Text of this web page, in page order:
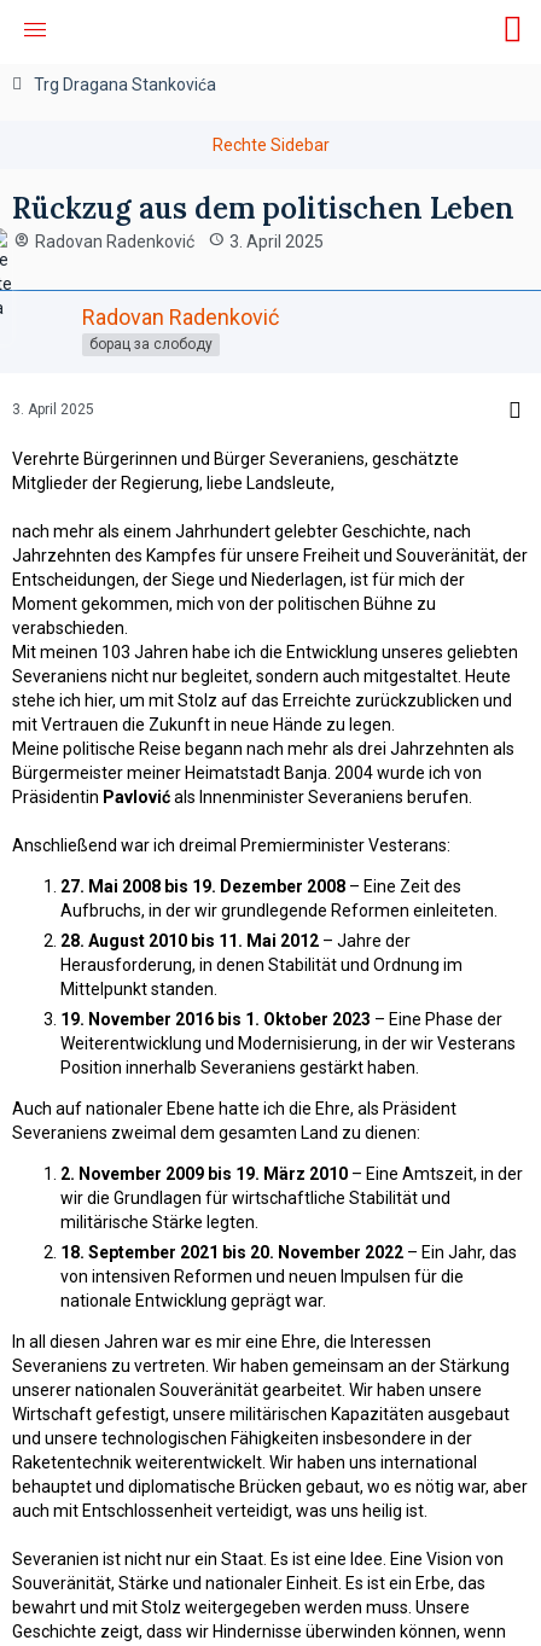
Trg Dragana Stankovića
Rückzug aus dem politischen Leben
Radovan Radenković 3. April 2025
Radovan Radenković
борац за слободу
3. April 2025
Verehrte Bürgerinnen und Bürger Severaniens, geschätzte
Mitglieder der Regierung, liebe Landsleute,
nach mehr als einem Jahrhundert gelebter Geschichte, nach
Jahrzehnten des Kampfes für unsere Freiheit und Souveränität, der
Entscheidungen, der Siege und Niederlagen, ist für mich der
Moment gekommen, mich von der politischen Bühne zu
verabschieden.
Mit meinen 103 Jahren habe ich die Entwicklung unseres geliebten
Severaniens nicht nur begleitet, sondern auch mitgestaltet. Heute
stehe ich hier, um mit Stolz auf das Erreichte zurückzublicken und
mit Vertrauen die Zukunft in neue Hände zu legen.
Meine politische Reise begann nach mehr als drei Jahrzehnten als
Bürgermeister meiner Heimatstadt Banja. 2004 wurde ich von
Präsidentin Pavlovićals Innenminister Severaniens berufen.
Anschließend war ich dreimal Premierminister Vesterans:
27. Mai 2008 bis 19. Dezember 2008 – Eine Zeit des
Aufbruchs, in der wir grundlegende Reformen einleiteten.
28. August 2010 bis 11. Mai 2012 – Jahre der
Herausforderung, in denen Stabilität und Ordnung im
Mittelpunkt standen.
19. November 2016 bis 1. Oktober 2023 – Eine Phase der
Weiterentwicklung und Modernisierung, in der wir Vesterans
Position innerhalb Severaniens gestärkt haben.
Auch auf nationaler Ebene hatte ich die Ehre, als Präsident
Severaniens zweimal dem gesamten Land zu dienen:
2. November 2009 bis 19. März 2010 – Eine Amtszeit, in der
wir die Grundlagen für wirtschaftliche Stabilität und
militärische Stärke legten.
18. September 2021 bis 20. November 2022 – Ein Jahr, das
von intensiven Reformen und neuen Impulsen für die
nationale Entwicklung geprägt war.
In all diesen Jahren war es mir eine Ehre, die Interessen
Severaniens zu vertreten. Wir haben gemeinsam an der Stärkung
unserer nationalen Souveränität gearbeitet. Wir haben unsere
Wirtschaft gefestigt, unsere militärischen Kapazitäten ausgebaut
und unsere technologischen Fähigkeiten insbesondere in der
Raketentechnik weiterentwickelt. Wir haben uns international
behauptet und diplomatische Brücken gebaut, wo es nötig war, aber
auch mit Entschlossenheit verteidigt, was uns heilig ist.
Severanien ist nicht nur ein Staat. Es ist eine Idee. Eine Vision von
Souveränität, Stärke und nationaler Einheit. Es ist ein Erbe, das
bewahrt und mit Stolz weitergegeben werden muss. Unsere
Geschichte zeigt, dass wir Hindernisse überwinden können, wenn